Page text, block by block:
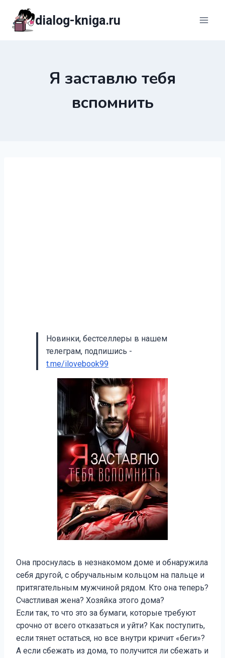
содержимому
dialog-kniga.ru
Я заставлю тебя
вспомнить
Новинки, бестселлеры в нашем
телеграм, подпишись -
t.me/ilovebook99
Она проснулась в незнакомом доме и обнаружила
себя другой, с обручальным кольцом на пальце и
притягательным мужчиной рядом. Кто она теперь?
Счастливая жена? Хозяйка этого дома?
Если так, то что это за бумаги, которые требуют
срочно от всего отказаться и уйти? Как поступить,
если тянет остаться, но все внутри кричит «беги»?
А если сбежать из дома, то получится ли сбежать и